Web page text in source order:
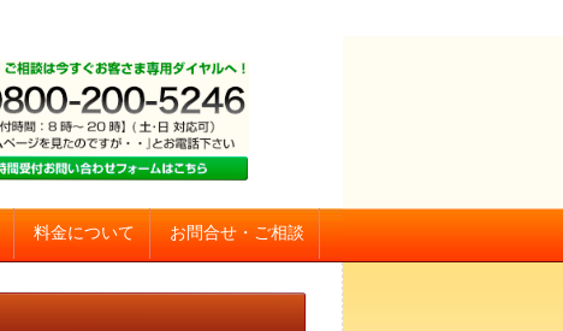
料金について お問合せ・ご相談